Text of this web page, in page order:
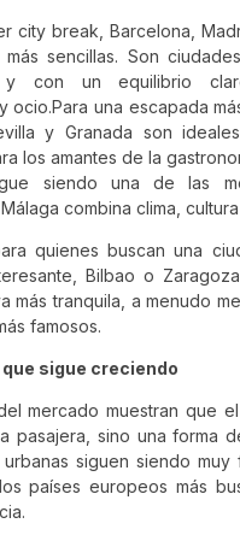
city break, Barcelona,
sencillas. Son
y con un equilibrio
ocio.Para una escapada
y Granada son
los amantes de la
siendo una de las
combina clima,
quienes buscan una
Bilbao o
más tranquila, a menudo
famosos.
sigue creciendo
mercado muestran que
pasajera, sino una forma
siguen siendo muy
países europeos más